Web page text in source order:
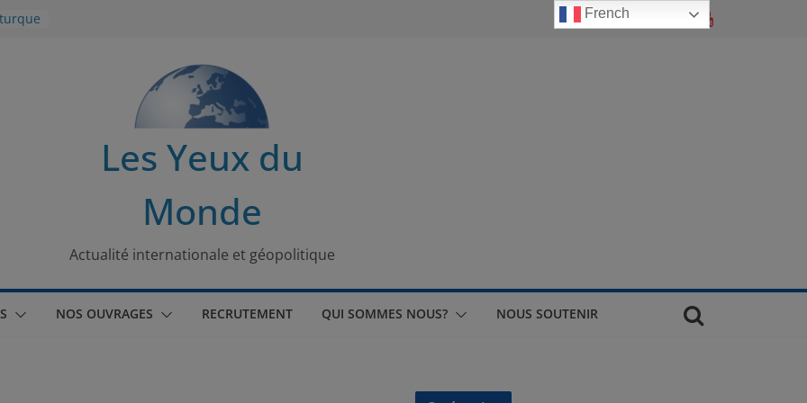
Les Yeux du
Monde
Actualité internationale et géopolitique
NOS OUVRAGES RECRUTEMENT QUI SOMMES NOUS? NOUS SOUTENIR
French